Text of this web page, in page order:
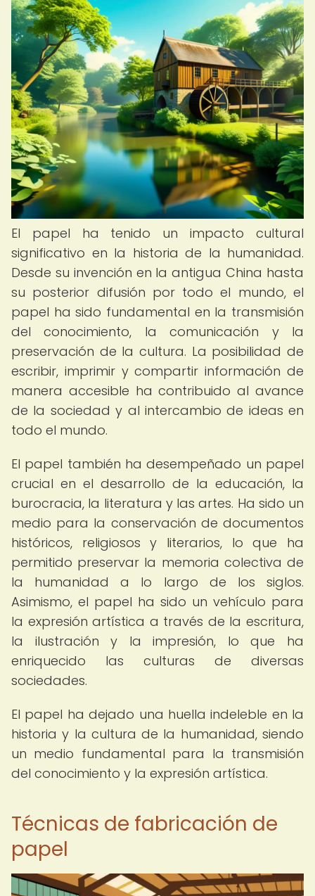
El papel ha tenido un impacto cultural
significativo en la historia de la humanidad.
Desde su invención en la antigua China hasta
su posterior difusión por todo el mundo, el
papel ha sido fundamental en la transmisión
del conocimiento, la comunicación y la
preservación de la cultura. La posibilidad de
escribir, imprimir y compartir información de
manera accesible ha contribuido al avance
de la sociedad y al intercambio de ideas en
todo el mundo.
El papel también ha desempeñado un papel
crucial en el desarrollo de la educación, la
burocracia, la literatura y las artes. Ha sido un
medio para la conservación de documentos
históricos, religiosos y literarios, lo que ha
permitido preservar la memoria colectiva de
la humanidad a lo largo de los siglos.
Asimismo, el papel ha sido un vehículo para
la expresión artística a través de la escritura,
la ilustración y la impresión, lo que ha
enriquecido las culturas de diversas
sociedades.
El papel ha dejado una huella indeleble en la
historia y la cultura de la humanidad, siendo
un medio fundamental para la transmisión
del conocimiento y la expresión artística.
Técnicas de fabricación de
papel